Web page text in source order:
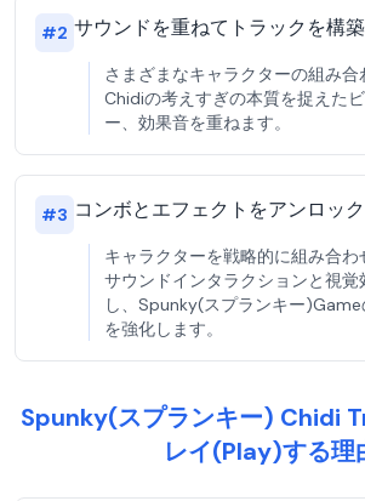
#2 サウンドを重ねてトラックを構築
さまざまなキャラクターの組み合
Chidiの考えすぎの本質を捉えた
ー、効果音を重ねます。
#3 コンボとエフェクトをアンロック
キャラクターを戦略的に組み合
サウンドインタラクションと視覚
し、Spunky(スプランキー
を強化します。
Spunky(スプランキー) Chidi
レイ(Play)する理